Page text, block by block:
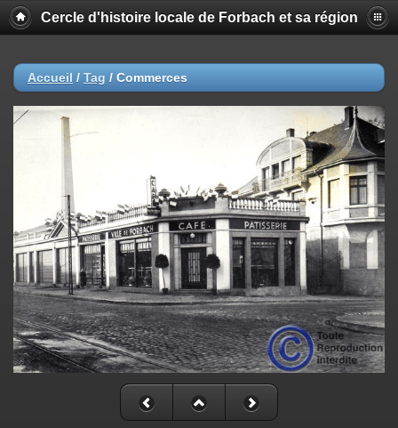
Cercle d'histoire locale de Forbach et sa région
Accueil / Tag / Commerces